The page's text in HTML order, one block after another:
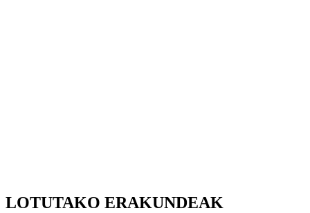
LOTUTAKO ERAKUNDEAK